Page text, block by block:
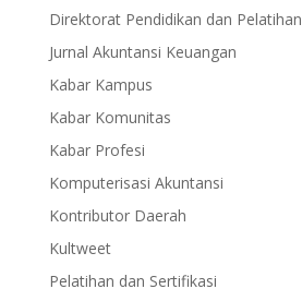
Direktorat Pendidikan dan Pelatihan
Jurnal Akuntansi Keuangan
Kabar Kampus
Kabar Komunitas
Kabar Profesi
Komputerisasi Akuntansi
Kontributor Daerah
Kultweet
Pelatihan dan Sertifikasi